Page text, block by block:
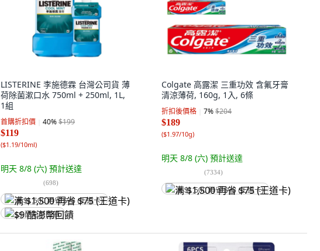
LISTERINE 李施德霖 台灣公司貨 薄
荷除菌漱口水 750ml + 250ml, 1L,
1組
首購折扣價 40%$199
$119
($1.19/10ml)
明天 8/8 (六) 預計送達
(698)
满 $1,500 再省 $75 (王道卡)
$9 酷澎幣回饋
Colgate 高露潔 三重功效 含氟牙膏
清涼薄荷, 160g, 1入, 6條
折扣後價格 7%$204
$189
($1.97/10g)
明天 8/8 (六) 預計送達
(7334)
满 $1,500 再省 $75 (王道卡)